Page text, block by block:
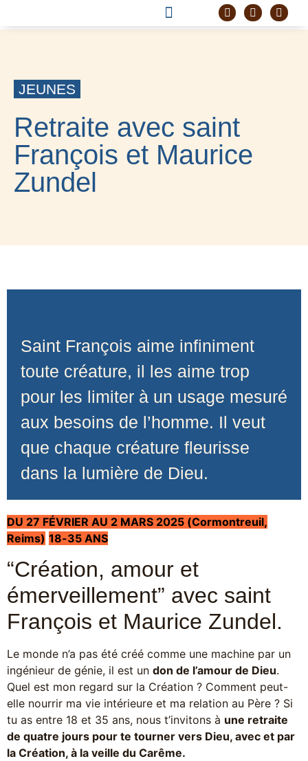
JEUNES
Retraite avec saint
François et Maurice
Zundel
Saint François aime infiniment
toute créature, il les aime trop
pour les limiter à un usage mesuré
aux besoins de l’homme. Il veut
que chaque créature fleurisse
dans la lumière de Dieu.
DU 27 FÉVRIER AU 2 MARS 2025 (Cormontreuil,
Reims) 18-35 ANS
“Création, amour et
émerveillement” avec saint
François et Maurice Zundel.
Le monde n’a pas été créé comme une machine par un
ingénieur de génie, il est un don de l’amour de Dieu.
Quel est mon regard sur la Création ? Comment peut-
elle nourrir ma vie intérieure et ma relation au Père ? Si
tu as entre 18 et 35 ans, nous t’invitons à une retraite
de quatre jours pour te tourner vers Dieu, avec et par
la Création, à la veille du Carême.